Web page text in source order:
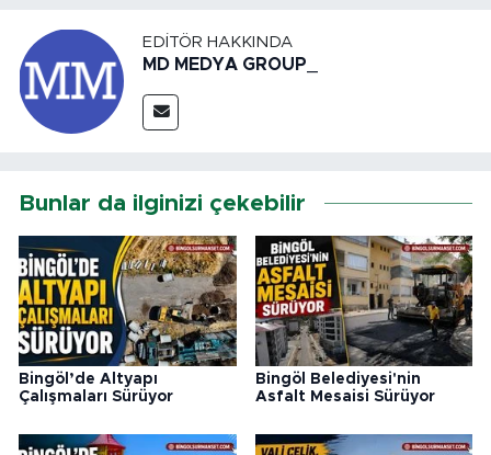
EDITÖR HAKKINDA
MD MEDYA GROUP_
Bunlar da ilginizi çekebilir
Bingöl’de Altyapı
Çalışmaları Sürüyor
Bingöl Belediyesi'nin
Asfalt Mesaisi Sürüyor